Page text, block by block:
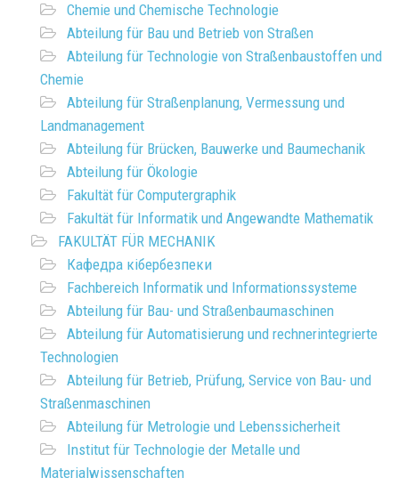
Chemie und Chemische Technologie
Abteilung für Bau und Betrieb von Straßen
Abteilung für Technologie von Straßenbaustoffen und
Chemie
Abteilung für Straßenplanung, Vermessung und
Landmanagement
Abteilung für Brücken, Bauwerke und Baumechanik
Abteilung für Ökologie
Fakultät für Computergraphik
Fakultät für Informatik und Angewandte Mathematik
FAKULTÄT FÜR MECHANIK
Кафедра кібербезпеки
Fachbereich Informatik und Informationssysteme
Abteilung für Bau- und Straßenbaumaschinen
Abteilung für Automatisierung und rechnerintegrierte
Technologien
Abteilung für Betrieb, Prüfung, Service von Bau- und
Straßenmaschinen
Abteilung für Metrologie und Lebenssicherheit
Institut für Technologie der Metalle und
Materialwissenschaften